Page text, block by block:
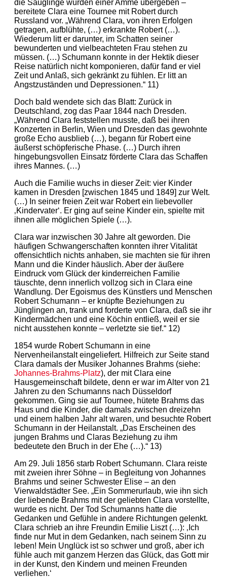
die Säuglinge wurden einer Amme übergeben –
bereitete Clara eine Tournee mit Robert durch
Russland vor. „Während Clara, von ihren Erfolgen
getragen, aufblühte, (…) erkrankte Robert (…).
Wiederum litt er darunter, im Schatten seiner
bewunderten und vielbeachteten Frau stehen zu
müssen. (…) Schumann konnte in der Hektik dieser
Reise natürlich nicht komponieren, dafür fand er viel
Zeit und Anlaß, sich gekränkt zu fühlen. Er litt an
Angstzuständen und Depressionen.“ 11)
Doch bald wendete sich das Blatt: Zurück in
Deutschland, zog das Paar 1844 nach Dresden.
„Während Clara feststellen musste, daß bei ihren
Konzerten in Berlin, Wien und Dresden das gewohnte
große Echo ausblieb (…), begann für Robert eine
äußerst schöpferische Phase. (…) Durch ihren
hingebungsvollen Einsatz förderte Clara das Schaffen
ihres Mannes. (…)
Auch die Familie wuchs in dieser Zeit: vier Kinder
kamen in Dresden [zwischen 1845 und 1849] zur Welt.
(…) In seiner freien Zeit war Robert ein liebevoller
‚Kindervater‘. Er ging auf seine Kinder ein, spielte mit
ihnen alle möglichen Spiele (…).
Clara war inzwischen 30 Jahre alt geworden. Die
häufigen Schwangerschaften konnten ihrer Vitalität
offensichtlich nichts anhaben, sie machten sie für ihren
Mann und die Kinder häuslich. Aber der äußere
Eindruck vom Glück der kinderreichen Familie
täuschte, denn innerlich vollzog sich in Clara eine
Wandlung. Der Egoismus des Künstlers und Menschen
Robert Schumann – er knüpfte Beziehungen zu
Jünglingen an, trank und forderte von Clara, daß sie ihr
Kindermädchen und eine Köchin entließ, weil er sie
nicht ausstehen konnte – verletzte sie tief.“ 12)
1854 wurde Robert Schumann in eine
Nervenheilanstalt eingeliefert. Hilfreich zur Seite stand
Clara damals der Musiker Johannes Brahms (siehe:
Johannes-Brahms-Platz), der mit Clara eine
Hausgemeinschaft bildete, denn er war im Alter von 21
Jahren zu den Schumanns nach Düsseldorf
gekommen. Ging sie auf Tournee, hütete Brahms das
Haus und die Kinder, die damals zwischen dreizehn
und einem halben Jahr alt waren, und besuchte Robert
Schumann in der Heilanstalt. „Das Erscheinen des
jungen Brahms und Claras Beziehung zu ihm
bedeutete den Bruch in der Ehe (…).“ 13)
Am 29. Juli 1856 starb Robert Schumann. Clara reiste
mit zweien ihrer Söhne – in Begleitung von Johannes
Brahms und seiner Schwester Elise – an den
Vierwaldstädter See. „Ein Sommerurlaub, wie ihn sich
der liebende Brahms mit der geliebten Clara vorstellte,
wurde es nicht. Der Tod Schumanns hatte die
Gedanken und Gefühle in andere Richtungen gelenkt.
Clara schrieb an ihre Freundin Emilie Liszt (…): ‚Ich
finde nur Mut in dem Gedanken, nach seinem Sinn zu
leben! Mein Unglück ist so schwer und groß, aber ich
fühle auch mit ganzem Herzen das Glück, das Gott mir
in der Kunst, den Kindern und meinen Freunden
verliehen.‘